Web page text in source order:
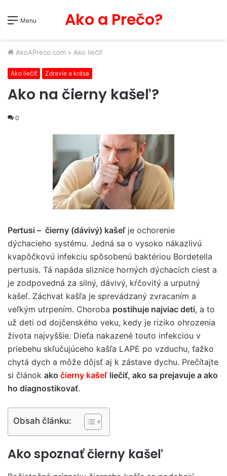
Menu Ako a Prečo?
AkoAPreco.com > Ako liečiť
Ako liečiť Zdravie a krása
Ako na čierny kašeľ?
0
Pertusi – čierny (dávivý) kašeľ je ochorenie
dýchacieho systému. Jedná sa o vysoko nákazlivú
kvapôčkovú infekciu spôsobenú baktériou Bordetella
pertusis. Tá napáda sliznice horných dýchacích ciest a
je zodpovedná za silný, dávivý, kŕčovitý a urputný
kašeľ. Záchvat kašľa je sprevádzaný zvracaním a
veľkým utrpením. Choroba postihuje najviac deti, a to
už deti od dojčenského veku, kedy je riziko ohrozenia
života najvyššie. Dieťa nakazené touto infekciou v
priebehu skľučujúceho kašľa LAPE po vzduchu, ťažko
chytá dych a môže dôjsť aj k zástave dychu. Prečítajte
si článok ako čierny kašeľ liečiť, ako sa prejavuje a ako
ho diagnostikovať.
Obsah článku:
Ako spoznať čierny kašeľ